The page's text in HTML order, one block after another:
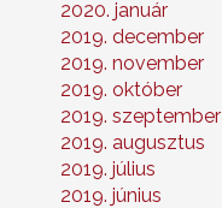
2020. január
2019. december
2019. november
2019. október
2019. szeptember
2019. augusztus
2019. július
2019. június